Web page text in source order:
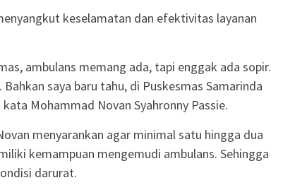
keselamatan dan efektivitas layanan
ambulans memang ada, tapi enggak ada sopir.
saya baru tahu, di Puskesmas Samarinda
Mohammad Novan Syahronny Passie.
menyarankan agar minimal satu hingga dua
kemampuan mengemudi ambulans. Sehingga
darurat.